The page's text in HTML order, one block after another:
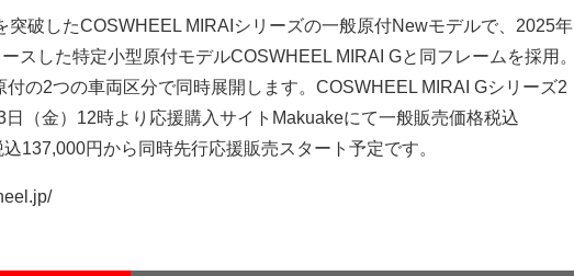
突破したCOSWHEEL MIRAIシリーズの一般原付Newモデルで、2025年
スした特定小型原付モデルCOSWHEEL MIRAI Gと同フレームを採用。
付の2つの車両区分で同時展開します。COSWHEEL MIRAI Gシリーズ2
（金）12時より応援購入サイトMakuakeにて一般販売価格税込
137,000円から同時先行応援販売スタート予定です。